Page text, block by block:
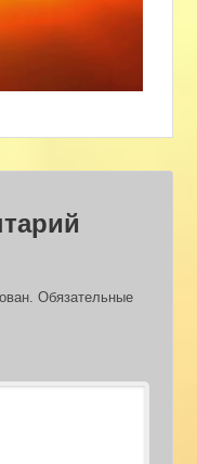
Обязательные